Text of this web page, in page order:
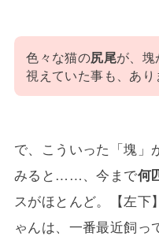
色々な猫の尻尾が、塊
視えていた事も、あり
で、こういった「塊」
みると……、今まで何
スがほとんど。【左下
ゃんは、一番最近飼っ